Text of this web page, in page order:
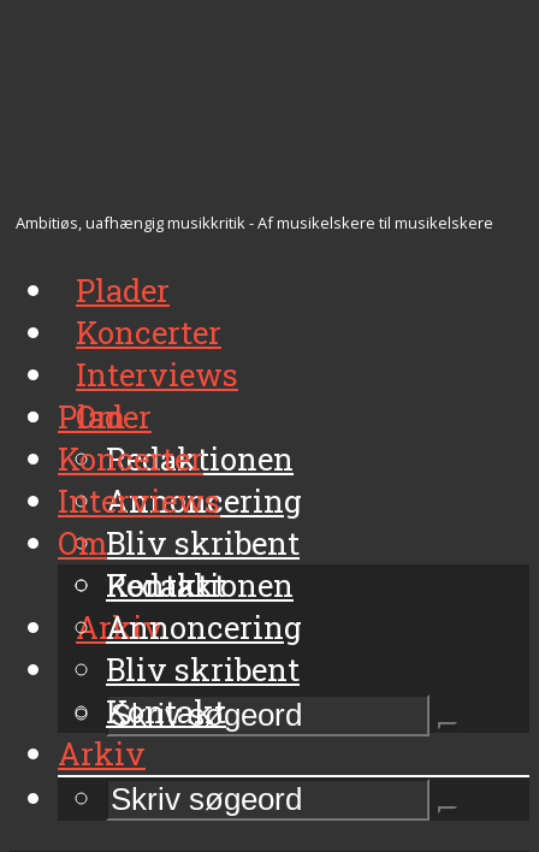
Ambitiøs, uafhængig musikkritik - Af musikelskere til musikelskere
Plader
Koncerter
Interviews
Om
Redaktionen
Annoncering
Bliv skribent
Kontakt
Arkiv
Plader
Koncerter
Interviews
Om
Redaktionen
Annoncering
Bliv skribent
Kontakt
Arkiv